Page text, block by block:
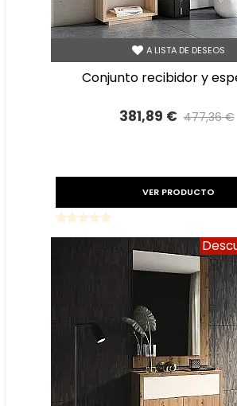
A LISTA DE DESEOS
conjunto recibidor y
381,89 € 477,36 €
VER PRODUCTO